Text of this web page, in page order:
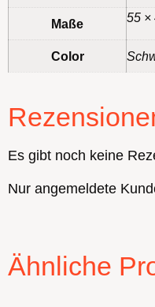
Maße 55 ×
Color
Es gibt noch keine
Nur angemeldete
Ähnliche